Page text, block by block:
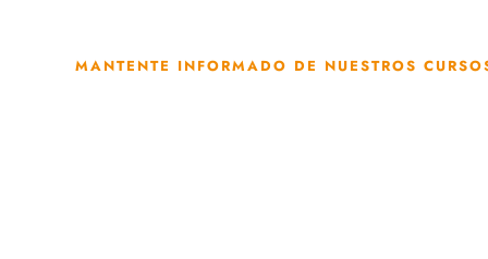
MANTENTE INFORMADO DE NUESTROS